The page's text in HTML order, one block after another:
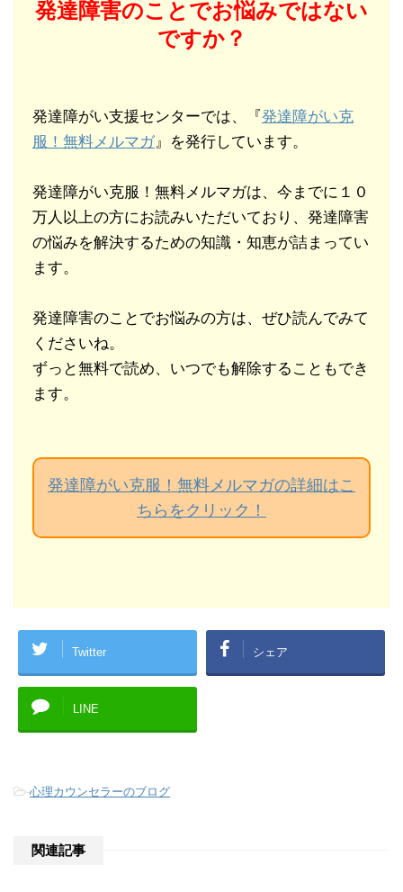
発達障害のことでお悩みではない
ですか？
発達障がい支援センターでは、『発達障がい克
服！無料メルマガ』を発行しています。
発達障がい克服！無料メルマガは、今までに１０
万人以上の方にお読みいただいており、発達障害
の悩みを解決するための知識・知恵が詰まってい
ます。
発達障害のことでお悩みの方は、ぜひ読んでみて
くださいね。
ずっと無料で読め、いつでも解除することもでき
ます。
発達障がい克服！無料メルマガの詳細はこ
ちらをクリック！
Twitter シェア
LINE
-心理カウンセラーのブログ
関連記事